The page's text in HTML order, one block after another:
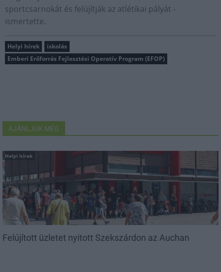
sportcsarnokát és felújítják az atlétikai pályát -
ismertette.
Helyi hírek
iskolás
Emberi Erőforrás Fejlesztési Operatív Program (EFOP)
AJÁNLJUK MÉG
Helyi hírek
Felújított üzletet nyitott Szekszárdon az Auchan